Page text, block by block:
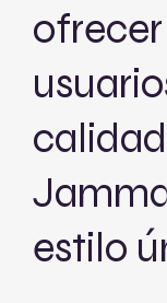
estilo